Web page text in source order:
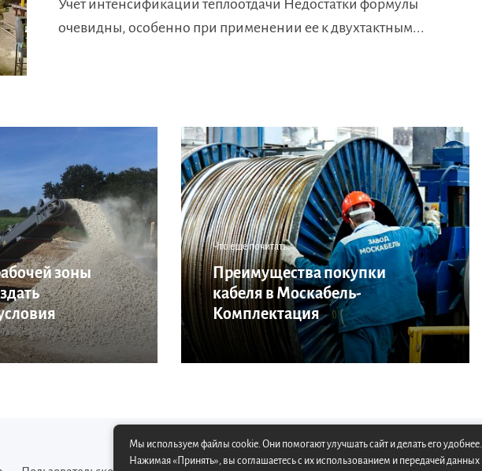
Учет интенсификации теплоотдачи Недостатки формулы
очевидны, особенно при применении ее к двухтактным...
зоны
Что еще почитать:
Преимущества покупки
кабеля в Москабель-
Комплектация
Мы используем файлы cookie. Они помогают улучшать сайт и делать его удобнее.
Нажимая «Принять», вы соглашаетесь с их использованием и передачей данных